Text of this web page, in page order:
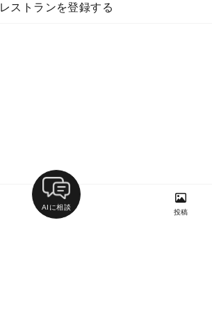
レストランを登録する
AIに相談
投稿